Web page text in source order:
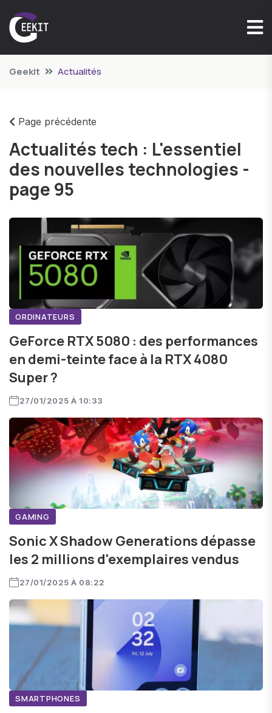
Geekit Actualités
Page précédente
Actualités tech : L'essentiel
des nouvelles technologies -
page 95
ORDINATEURS
GeForce RTX 5080 : des performances
en demi-teinte face à la RTX 4080
Super ?
27/01/2025 À 10:33
GAMING
Sonic X Shadow Generations dépasse
les 2 millions d'exemplaires vendus
27/01/2025 À 08:22
SMARTPHONES